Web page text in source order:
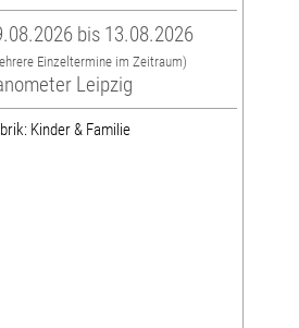
bis 13.08.2026
Einzeltermine im Zeitraum)
Leipzig
Kinder & Familie